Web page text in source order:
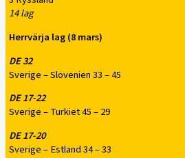
14 lag
Herrvärja lag (8 mars)
DE 32
Sverige – Slovenien 33 – 45
DE 17-22
Sverige – Turkiet 45 – 29
DE 17-20
Sverige – Estland 34 – 33